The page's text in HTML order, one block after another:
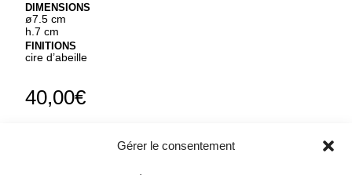
Gérer le consentement
DIMENSIONS
ø7.5 cm
h.7 cm
FINITIONS
cire d’abeille
40,00€